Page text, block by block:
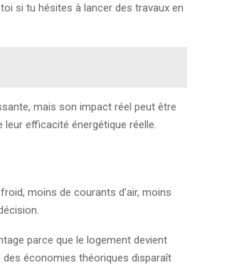
si tu hésites à lancer des travaux en
mais son impact réel peut être
efficacité énergétique réelle.
moins de courants d’air, moins
parce que le logement devient
des économies théoriques disparaît